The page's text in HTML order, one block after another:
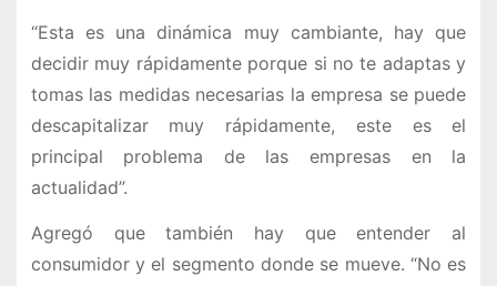
“Esta es una dinámica muy cambiante, hay que
decidir muy rápidamente porque si no te adaptas y
tomas las medidas necesarias la empresa se puede
descapitalizar muy rápidamente, este es el
principal problema de las empresas en la
actualidad”.
Agregó que también hay que entender al
consumidor y el segmento donde se mueve. “No es